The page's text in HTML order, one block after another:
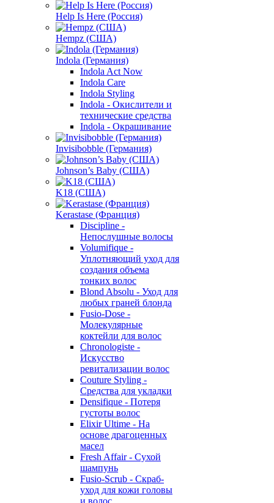
Help Is Here (Россия)
Hempz (США)
Indola (Германия)
Indola Act Now
Indola Care
Indola Styling
Indola - Окислители и
технические средства
Indola - Окрашивание
Invisibobble (Германия)
Johnson’s Baby (США)
K18 (США)
Kerastase (Франция)
Discipline -
Непослушные волосы
Volumifique -
Уплотняющий уход для
создания объема
тонких волос
Blond Absolu - Уход для
любых граней блонда
Fusio-Dose -
Молекулярные
коктейли для волос
Chronologiste -
Искусство
ревитализации волос
Couture Styling -
Средства для укладки
Densifique - Потеря
густоты волос
Elixir Ultime - На
основе драгоценных
масел
Fresh Affair - Сухой
шампунь
Fusio-Scrub - Скраб-
уход для кожи головы
и волос